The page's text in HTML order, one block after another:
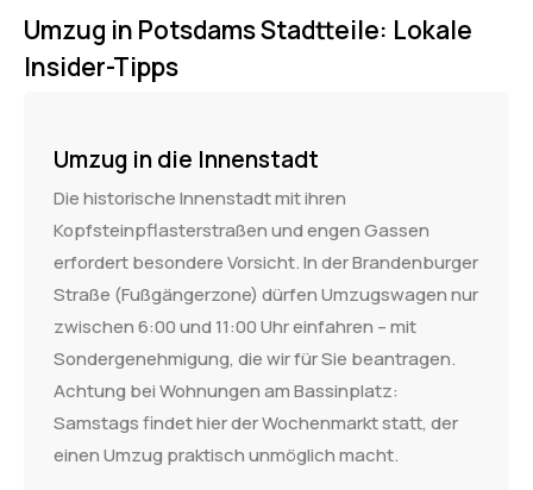
Umzug in Potsdams Stadtteile: Lokale
Insider-Tipps
Umzug in die Innenstadt
Die historische Innenstadt mit ihren
Kopfsteinpflasterstraßen und engen Gassen
erfordert besondere Vorsicht. In der Brandenburger
Straße (Fußgängerzone) dürfen Umzugswagen nur
zwischen 6:00 und 11:00 Uhr einfahren – mit
Sondergenehmigung, die wir für Sie beantragen.
Achtung bei Wohnungen am Bassinplatz:
Samstags findet hier der Wochenmarkt statt, der
einen Umzug praktisch unmöglich macht.